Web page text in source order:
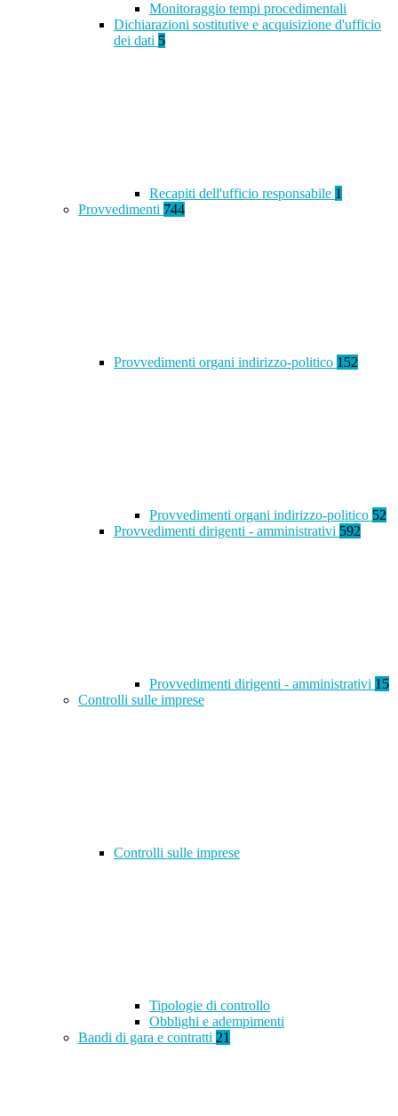
Monitoraggio tempi procedimentali
Dichiarazioni sostitutive e acquisizione d'ufficio
dei dati 5
Recapiti dell'ufficio responsabile 1
Provvedimenti 744
Provvedimenti organi indirizzo-politico 152
Provvedimenti organi indirizzo-politico 52
Provvedimenti dirigenti - amministrativi 592
Provvedimenti dirigenti - amministrativi 15
Controlli sulle imprese
Controlli sulle imprese
Tipologie di controllo
Obblighi e adempimenti
Bandi di gara e contratti 21